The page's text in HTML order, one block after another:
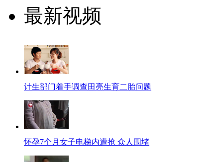
最新视频
计生部门着手调查田亮生育二胎问题
怀孕7个月女子电梯内遭抢 众人围堵